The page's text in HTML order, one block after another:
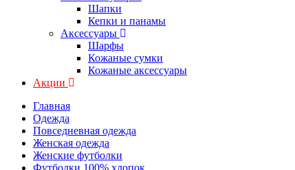
Шапки
Кепки и панамы
Аксессуары
Шарфы
Кожаные сумки
Кожаные аксессуары
Акции
Главная
Одежда
Повседневная одежда
Женская одежда
Женские футболки
Футболки 100% хлопок